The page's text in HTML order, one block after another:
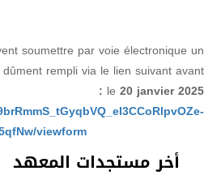
qualifiées doivent
formulaire de candidature dûment
e/